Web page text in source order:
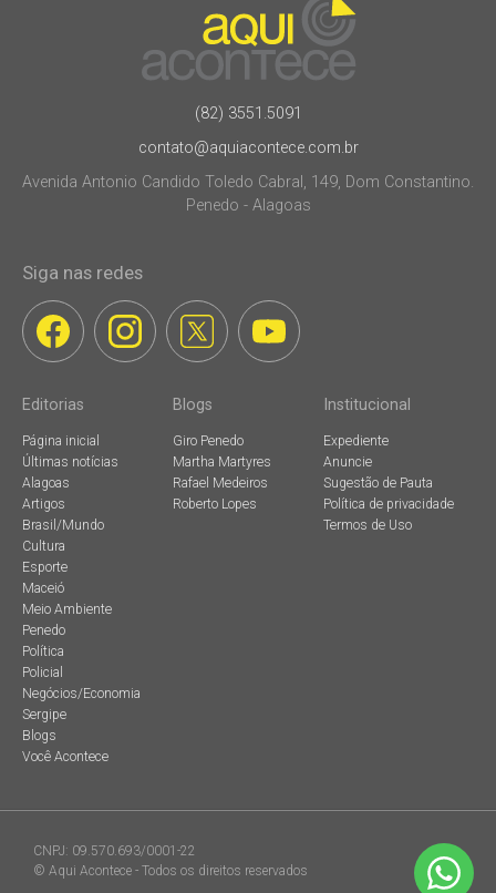
(82) 3551.5091
contato@aquiacontece.com.br
Avenida Antonio Candido Toledo Cabral, 149, Dom Constantino.
Penedo - Alagoas
Siga nas redes
Editorias
Página inicial
Últimas notícias
Alagoas
Artigos
Brasil/Mundo
Cultura
Esporte
Maceió
Meio Ambiente
Penedo
Política
Policial
Negócios/Economia
Sergipe
Blogs
Você Acontece
Blogs
Giro Penedo
Martha Martyres
Rafael Medeiros
Roberto Lopes
Institucional
Expediente
Anuncie
Sugestão de Pauta
Política de privacidade
Termos de Uso
CNPJ: 09.570.693/0001-22
© Aqui Acontece - Todos os direitos reservados